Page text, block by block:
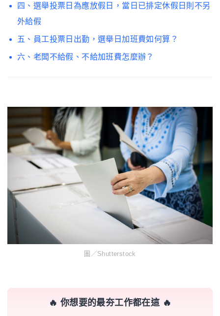
四、選舉投票日為應放假日，當日已排定休假日則不另
外給假
五、員工投票日出勤，選舉日加班費如何算？
六、老闆不給假、不給加班費怎麼辦？
圖／Shutterstock
🔥 你想要的最夯工作都在這 🔥